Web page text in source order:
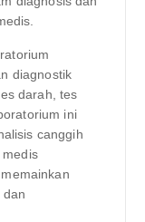
diagnostik
darah, tes
ini
canggih
dan